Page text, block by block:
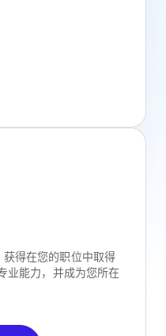
得在您的职位中取得
业能力，并成为您所在